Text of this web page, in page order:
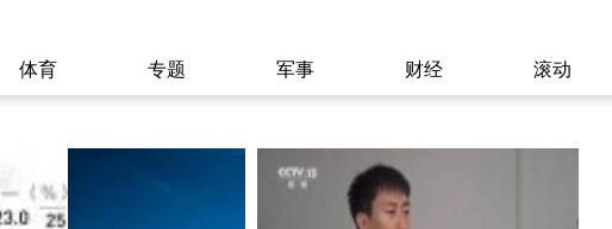
体育 专题 军事 财经 滚动